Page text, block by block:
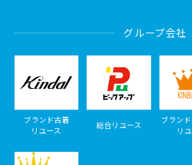
グループ会社
ブランド古着
リユース
総合リユース
ブラン
リ